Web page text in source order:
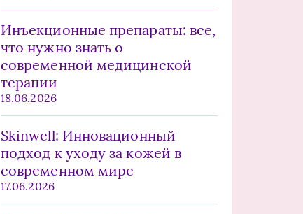
Инъекционные препараты: все,
что нужно знать о
современной медицинской
терапии
18.06.2026
Skinwell: Инновационный
подход к уходу за кожей в
современном мире
17.06.2026